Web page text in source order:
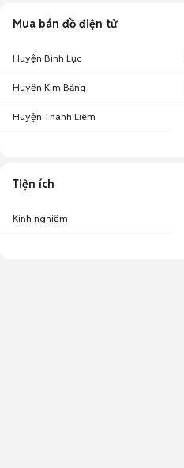
Mua bán đồ điện tử
Huyện Bình Lục
Huyện Kim Bảng
Huyện Thanh Liêm
Tiện ích
Kinh nghiệm